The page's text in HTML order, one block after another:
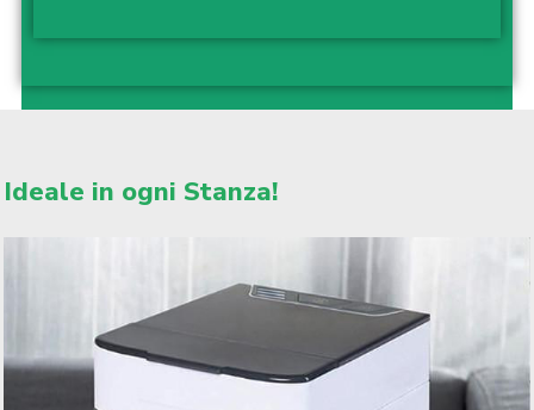
Ideale in ogni Stanza!